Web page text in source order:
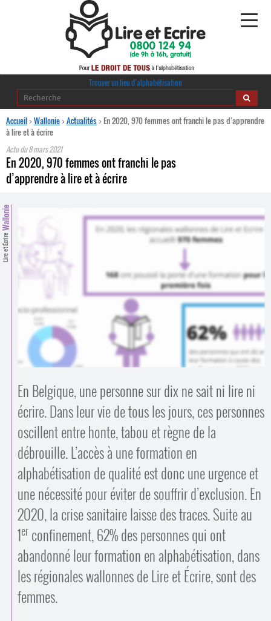
Alphabétisation
·
Comprendre et parler
Bienvenue en Belgique
Espace presse
Contacts
Trouver un lieu d’alphabétisation
Trouver un lieu d’alphabétisation
Accueil>Wallonie>Actualités>En 2020, 970 femmes ont franchi le pas d’apprendre
à lire et à écrire
Actu du8 mars 2021
En 2020, 970 femmes ont franchi le pas
d’apprendre à lire et à écrire
Lire et Écrire
Wallonie
En Belgique, une personne sur dix ne sait ni lire ni
écrire. Dans leur vie de tous les jours, ces personnes
oscillent entre honte, tabou et règne de la
débrouille. L’accès à une formation en
alphabétisation de qualité est donc une urgence et
une nécessité pour éviter de souffrir d’exclusion. En
2020, la crise sanitaire laisse des traces. Suite au
1erconfinement, 62% des personnes qui ont
abandonné leur formation en alphabétisation, dans
les régionales wallonnes de Lire et Écrire, sont des
femmes.